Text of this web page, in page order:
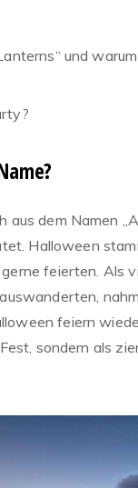
und
aus dem Namen
Halloween
feierten. Als
feiern
sondern als